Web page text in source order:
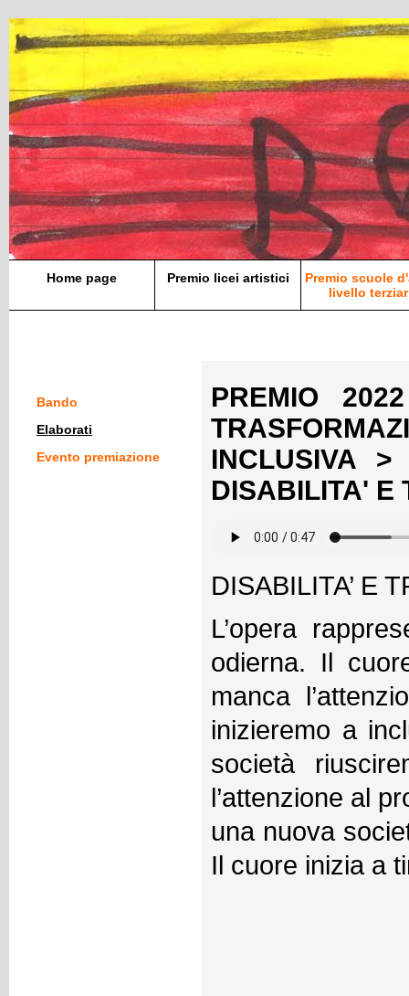
Home page Premio licei artistici
Premio scuole
livello
Bando
Elaborati
Evento premiazione
PREMIO
INCLUSIVA
DISABILITA' E
DISABILITA’ E
L’opera
odierna. Il
manca
inizieremo a
società
l’attenzione al
una nuova
Il cuore inizia a